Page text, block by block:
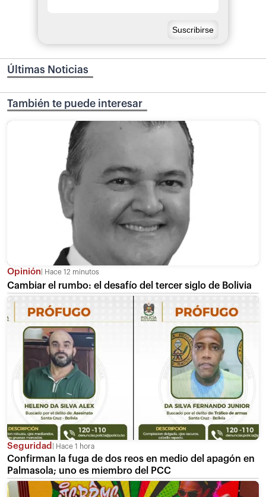
Últimas Noticias
También te puede interesar
Opinión Hace 12 minutos
Cambiar el rumbo: el desafío del tercer siglo de Bolivia
Seguridad Hace 1 hora
Confirman la fuga de dos reos en medio del apagón en
Palmasola; uno es miembro del PCC